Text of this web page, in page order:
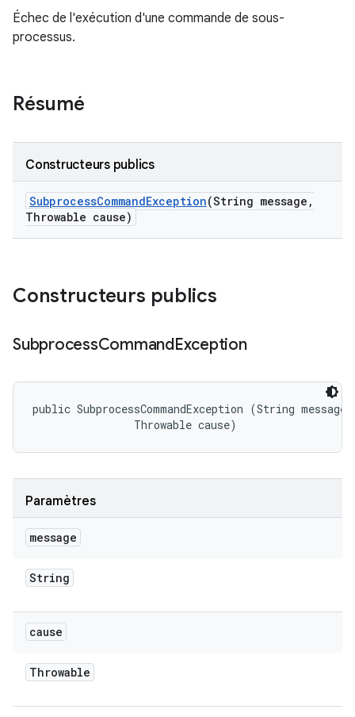
Échec de l'exécution d'une commande de sous-
processus.
Résumé
Constructeurs publics
SubprocessCommandException(String message ,
Throwable cause)
Constructeurs publics
SubprocessCommandException
public SubprocessCommandException (String
                Throwable cause)
Paramètres
message
String
cause
Throwable